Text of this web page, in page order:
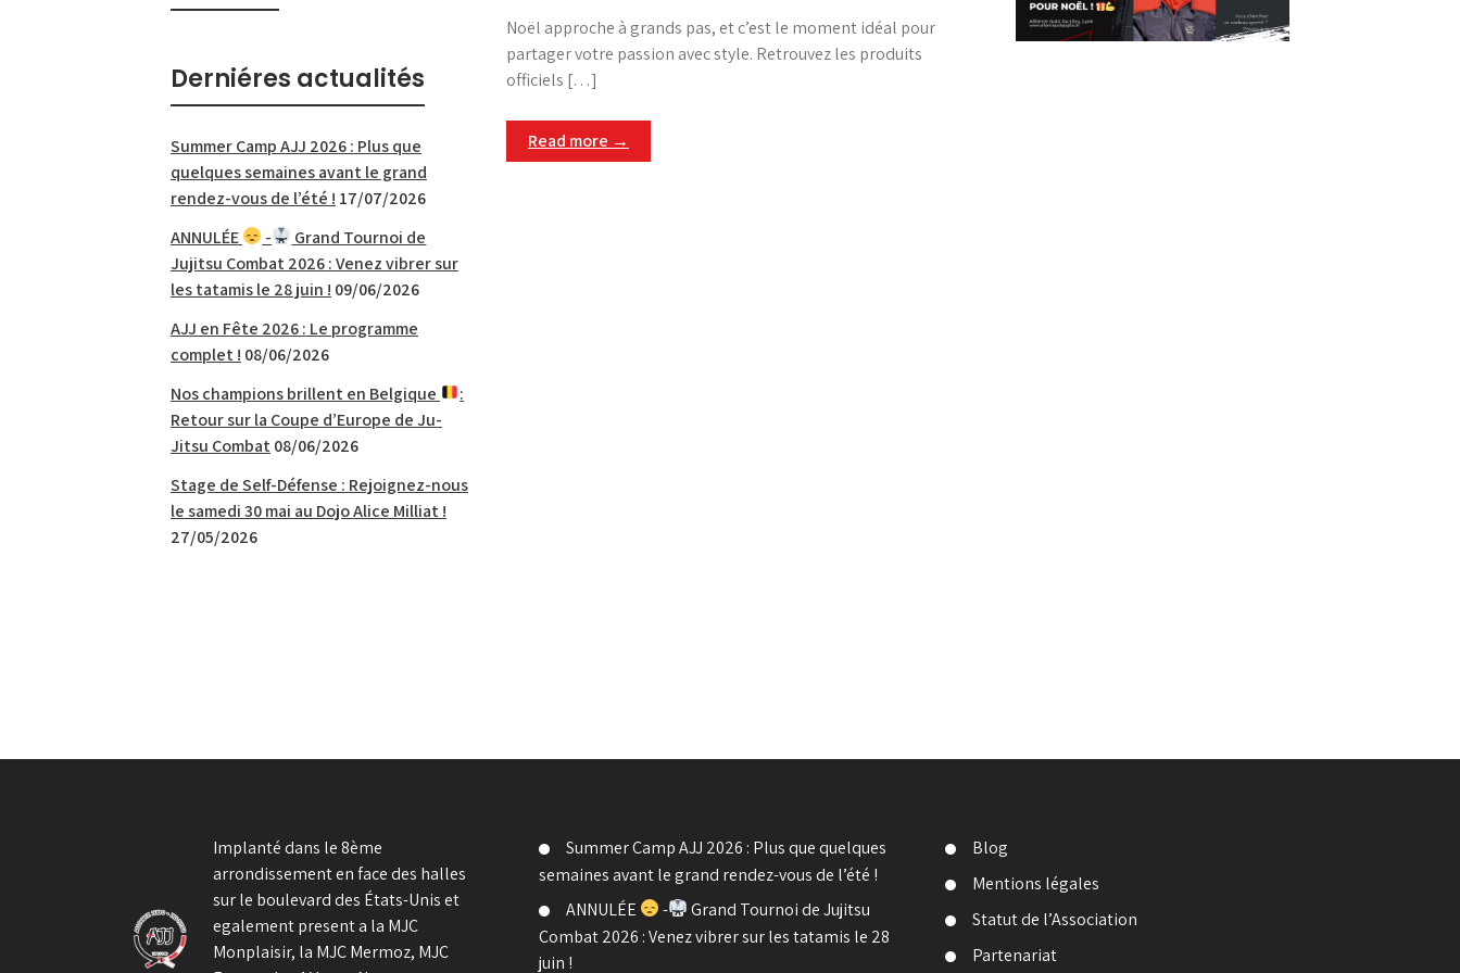
Noël approche à grands pas, et c’est le moment idéal pour
partager votre passion avec style. Retrouvez les produits
officiels […]
Read more →
Derniéres actualités
Summer Camp AJJ 2026 : Plus que
quelques semaines avant le grand
rendez-vous de l’été ! 17/07/2026
ANNULÉE
-
Grand Tournoi de
Jujitsu Combat 2026 : Venez vibrer sur
les tatamis le 28 juin ! 09/06/2026
AJJ en Fête 2026 : Le programme
complet ! 08/06/2026
Nos champions brillent en Belgique
:
Retour sur la Coupe d’Europe de Ju-
Jitsu Combat 08/06/2026
Stage de Self-Défense : Rejoignez-nous
le samedi 30 mai au Dojo Alice Milliat !
27/05/2026
Implanté dans le 8ème
arrondissement en face des halles
sur le boulevard des États-Unis et
egalement present a la MJC
Monplaisir, la MJC Mermoz, MJC
Summer Camp AJJ 2026 : Plus que quelques
semaines avant le grand rendez-vous de l’été !
ANNULÉE
-
Grand Tournoi de Jujitsu
Combat 2026 : Venez vibrer sur les tatamis le 28
juin !
Blog
Mentions légales
Statut de l’Association
Partenariat